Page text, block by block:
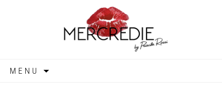
MERCREDIE
MENU